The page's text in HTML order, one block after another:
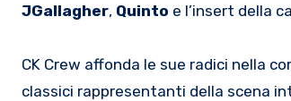
JGallagher, Quinto e l’insert della
CK Crew affonda le sue radici nella
classici rappresentanti della scena